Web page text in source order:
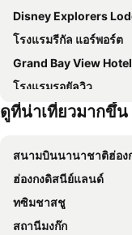
Disney Explorers
โรงแรมรีกัล แอร์พอร์ต
Grand Bay View Hotel
โรงแรมรอยัลวิว
Novotel Hong Kong
The Silveri Hotel Hong Kong - MGallery
Taizi Hotel
Hilton Shenzhen Shekou
Maylee
ดูที่น่าเที่ยวมากขึ้
สนามบินนานาชาติฮ่อง
ฮ่องกงดิสนีย์แลนด์
ทซิมชาสชู
สถานีมงก๊ก